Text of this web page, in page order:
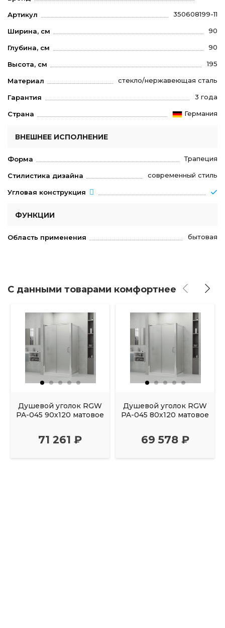
Артикул 350608199-11
Ширина, см 90
Глубина, см 90
Высота, см 195
Материал стекло/нержавеющая сталь
Гарантия 3 года
Страна Германия
ВНЕШНЕЕ ИСПОЛНЕНИЕ
Форма Трапеция
Стилистика дизайна современный стиль
Угловая конструкция
ФУНКЦИИ
Область применения бытовая
С данными товарами комфортнее
Душевой уголок RGW
PA-045 90х120 матовое
71 261 ₽
Душевой уголок RGW
PA-045 80х120 матовое
69 578 ₽